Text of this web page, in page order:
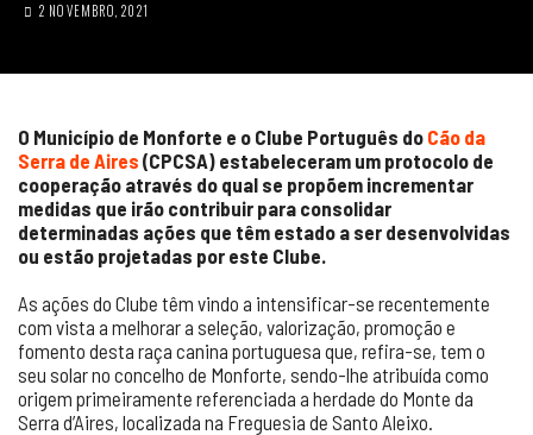
2 NOVEMBRO, 2021
O Município de Monforte e o Clube Português do Cão da
Serra de Aires (CPCSA) estabeleceram um protocolo de
cooperação através do qual se propõem incrementar
medidas que irão contribuir para consolidar
determinadas ações que têm estado a ser desenvolvidas
ou estão projetadas por este Clube.
As ações do Clube têm vindo a intensificar-se recentemente
com vista a melhorar a seleção, valorização, promoção e
fomento desta raça canina portuguesa que, refira-se, tem o
seu solar no concelho de Monforte, sendo-lhe atribuída como
origem primeiramente referenciada a herdade do Monte da
Serra d’Aires, localizada na Freguesia de Santo Aleixo.